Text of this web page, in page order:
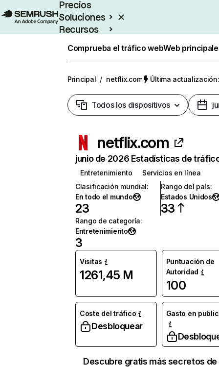
Precios
Soluciones
Recursos
Comprueba el tráfico webWeb
Principal / netflix.com Última
Todos los dispositivos
netflix.com
junio de 2026 Estadísticas de
Entretenimiento
Servicios en línea
Clasificación mundial:
En todo el mundo
23
Rango del país:
Estados Unidos
33
Rango de categoría:
Entretenimiento
3
Visitas
1261,45 M
Puntuación de
Autoridad
100
Coste del tráfico
Desbloquear
Gasto en
Descubre gratis más secretos de